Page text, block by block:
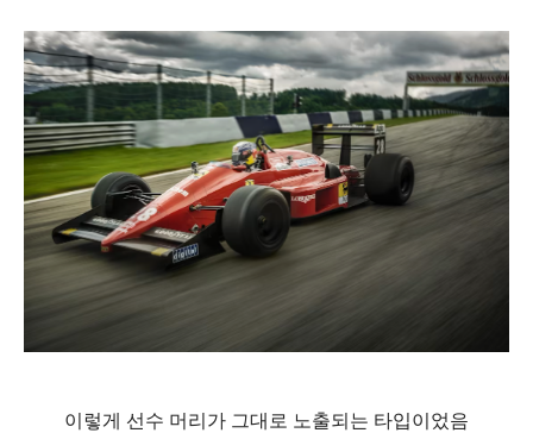
이렇게 선수 머리가 그대로 노출되는 타입이었음